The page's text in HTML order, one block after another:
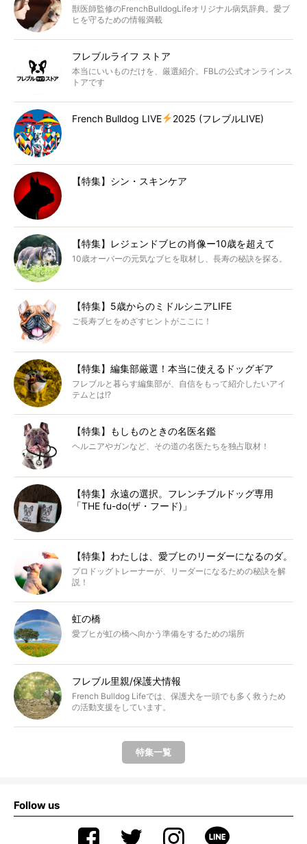
獣医師監修のFrenchBulldogLifeオリジナル病気辞典。愛ブ
ヒを守るための情報満載
フレブルライフ ストア
本当にいいものだけを、厳選紹介。FBLの公式オンラインス
トアです
French Bulldog LIVE 2025 (フレブルLIVE)
【特集】シン・スキンケア
【特集】レジェンドブヒの肖像ー10歳を超えて
10歳オーバーの元気なブヒを取材し、長寿の秘訣を探る。
【特集】5歳からのミドルシニアLIFE
ご長寿ブヒをめざすヒントがここに！
【特集】編集部厳選！本当に使えるドッグギア
フレブルと暮らす編集部が、自信をもって紹介したいアイ
テムとは!?
【特集】もしものときの名医名鑑
ヘルニアやガンなど、その道の名医たちを独占取材！
【特集】永遠の選択。フレンチブルドッグ専用
「THE fu-do(ザ・フード)」
【特集】わたしは、愛ブヒのリーダーになるのダ。
プロドッグトレーナーが、リーダーになるための秘訣を解
説！
虹の橋
愛ブヒが虹の橋へ向かう準備をするための場所
フレブル里親/保護犬情報
French Bulldog Lifeでは、保護犬を一頭でも多く救うため
の活動支援をしています。
特集一覧
Follow us